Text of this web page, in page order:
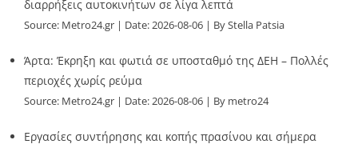
διαρρήξεις αυτοκινήτων σε λίγα λεπτά
Source: Metro24.gr Date: 2026-08-06 By Stella Patsia
Άρτα: Έκρηξη και φωτιά σε υποσταθμό της ΔΕΗ – Πολλές
περιοχές χωρίς ρεύμα
Source: Metro24.gr Date: 2026-08-06 By metro24
Εργασίες συντήρησης και κοπής πρασίνου και σήμερα